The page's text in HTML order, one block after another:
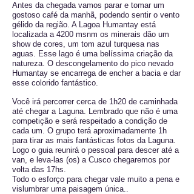
Antes da chegada vamos parar e tomar um
gostoso café da manhã, podendo sentir o vento
gélido da região. A Lagoa Humantay está
localizada a 4200 msnm os minerais dão um
show de cores, um tom azul turquesa nas
aguas. Esse lago é uma belíssima criação da
natureza. O descongelamento do pico nevado
Humantay se encarrega de encher a bacia e dar
esse colorido fantástico.
Você irá percorrer cerca de 1h20 de caminhada
até chegar a Laguna. Lembrado que não é uma
competição e será respeitado a condição de
cada um. O grupo terá aproximadamente 1h
para tirar as mais fantásticas fotos da Laguna.
Logo o guia reunirá o pessoal para descer até a
van, e leva-las (os) a Cusco chegaremos por
volta das 17hs.
Todo o esforço para chegar vale muito a pena e
vislumbrar uma paisagem única..